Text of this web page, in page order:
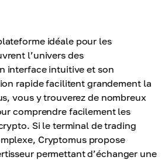
idéale pour les
l’univers des
interface intuitive et son
rapide facilitent grandement la
vous y trouverez de nombreux
comprendre facilement les
Si le terminal de trading
Cryptomus propose
permettant d’échanger une